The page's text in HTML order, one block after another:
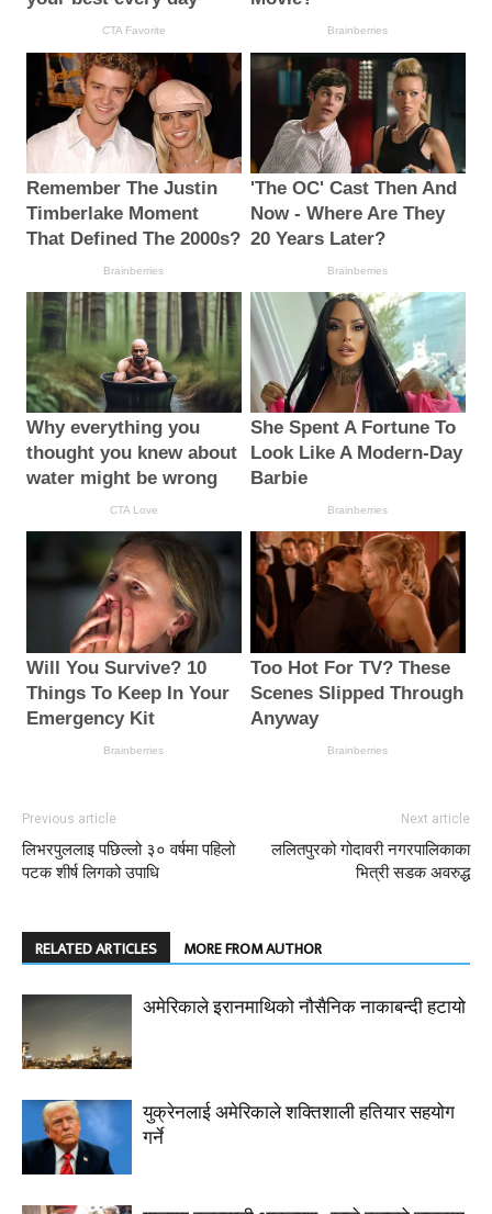
Previous article
लिभरपुललाइ पछिल्लो ३० वर्षमा पहिलो
पटक शीर्ष लिगको उपाधि
Next article
ललितपुरको गोदावरी नगरपालिकाका
भित्री सडक अवरुद्ध
RELATED ARTICLES MORE FROM AUTHOR
अमेरिकाले इरानमाथिको नौसैनिक नाकाबन्दी हटायो
युक्रेनलाई अमेरिकाले शक्तिशाली हतियार सहयोग
गर्ने